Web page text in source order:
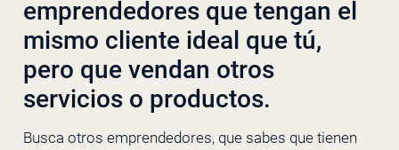
emprendedores que tengan el
mismo cliente ideal que tú,
pero que vendan otros
servicios o productos.
Busca otros emprendedores, que sabes que tienen